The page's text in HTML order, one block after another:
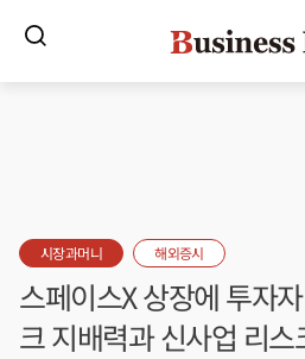
시장과머니 해외증시
스페이스X 상장에 투자
크 지배력과 신사업 리스